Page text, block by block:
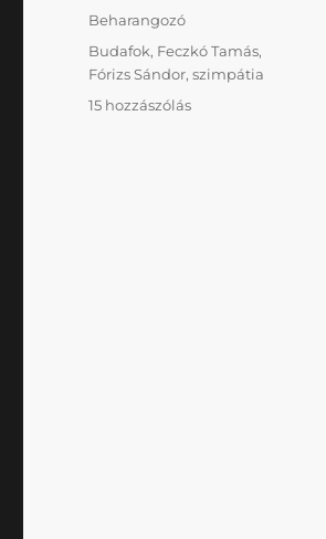
Kategória
Beharangozó
Címke
Budafok, Feczkó Tamás,
Fórizs Sándor,szimpátia
15 hozzászólásSorozatban